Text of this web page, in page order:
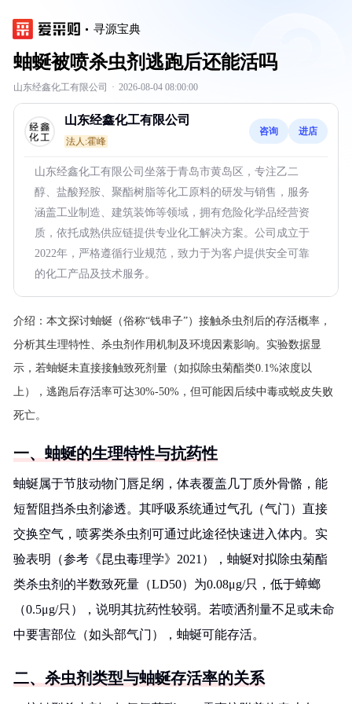
寻源宝典
蚰蜒被喷杀虫剂逃跑后还能活吗
山东经鑫化工有限公司 · 2026-08-04 08:00:00
山东经鑫化工有限公司
法人:霍峰
咨询 进店
山东经鑫化工有限公司坐落于青岛市黄岛区，专注乙二
醇、盐酸羟胺、聚酯树脂等化工原料的研发与销售，服务
涵盖工业制造、建筑装饰等领域，拥有危险化学品经营资
质，依托成熟供应链提供专业化工解决方案。公司成立于
2022年，严格遵循行业规范，致力于为客户提供安全可靠
的化工产品及技术服务。
介绍： 本文探讨蚰蜒（俗称“钱串子”）接触杀虫剂后的存活概率，
分析其生理特性、杀虫剂作用机制及环境因素影响。实验数据显
示，若蚰蜒未直接接触致死剂量（如拟除虫菊酯类0.1%浓度以
上），逃跑后存活率可达30%-50%，但可能因后续中毒或蜕皮失败
死亡。
一、蚰蜒的生理特性与抗药性
蚰蜒属于节肢动物门唇足纲，体表覆盖几丁质外骨骼，能
短暂阻挡杀虫剂渗透。其呼吸系统通过气孔（气门）直接
交换空气，喷雾类杀虫剂可通过此途径快速进入体内。实
验表明（参考《昆虫毒理学》2021），蚰蜒对拟除虫菊酯
类杀虫剂的半数致死量（LD50）为0.08μg/只，低于蟑螂
（0.5μg/只），说明其抗药性较弱。若喷洒剂量不足或未命
中要害部位（如头部气门），蚰蜒可能存活。
二、杀虫剂类型与蚰蜒存活率的关系